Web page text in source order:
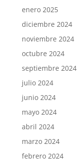
enero 2025
diciembre 2024
noviembre 2024
octubre 2024
septiembre 2024
julio 2024
junio 2024
mayo 2024
abril 2024
marzo 2024
febrero 2024